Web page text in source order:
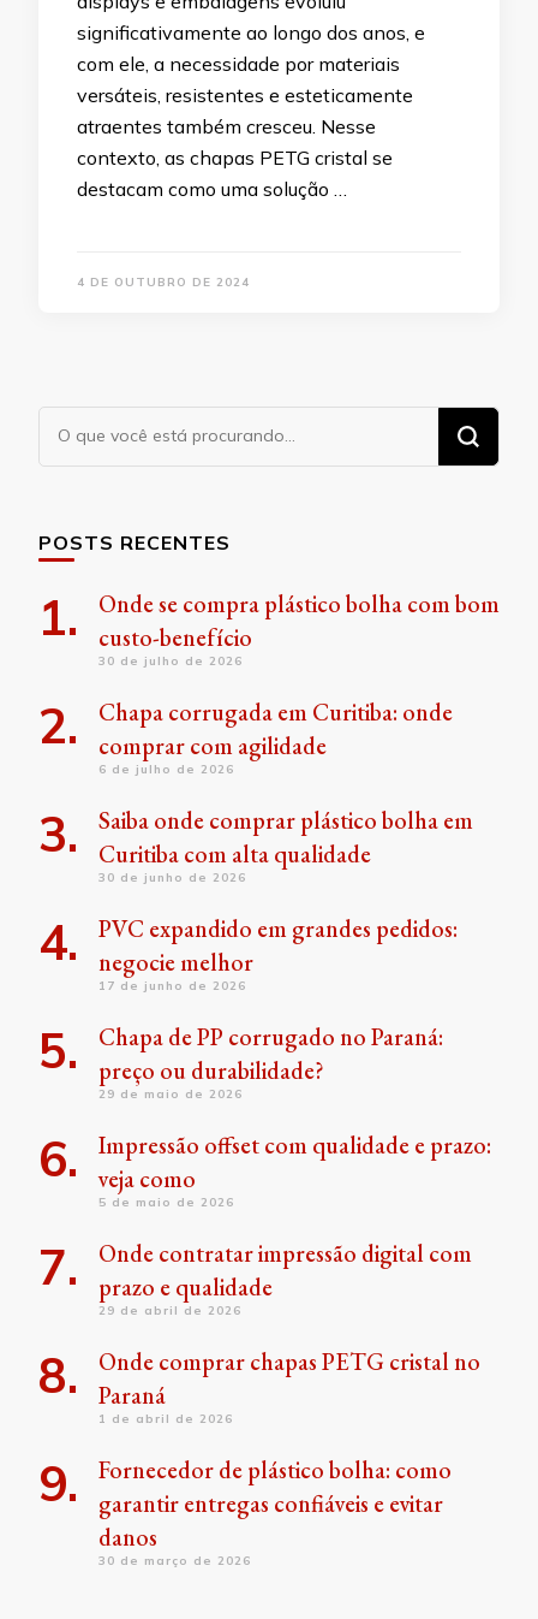
significativamente ao longo dos anos, e
com ele, a necessidade por materiais
versáteis, resistentes e esteticamente
atraentes também cresceu. Nesse
contexto, as chapas PETG cristal se
destacam como uma solução …
4 DE OUTUBRO DE 2024
Procurando
algo?
POSTS RECENTES
Onde se compra plástico bolha com bom
custo-benefício
30 de julho de 2026
Chapa corrugada em Curitiba: onde
comprar com agilidade
6 de julho de 2026
Saiba onde comprar plástico bolha em
Curitiba com alta qualidade
30 de junho de 2026
PVC expandido em grandes pedidos:
negocie melhor
17 de junho de 2026
Chapa de PP corrugado no Paraná:
preço ou durabilidade?
29 de maio de 2026
Impressão offset com qualidade e prazo:
veja como
5 de maio de 2026
Onde contratar impressão digital com
prazo e qualidade
29 de abril de 2026
Onde comprar chapas PETG cristal no
Paraná
1 de abril de 2026
Fornecedor de plástico bolha: como
garantir entregas confiáveis e evitar
danos
30 de março de 2026